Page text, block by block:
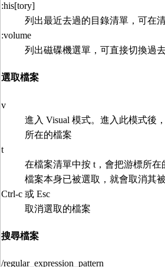
:his[tory]
列出最近去過的目錄清單，可在
:volume
列出磁碟機選單，可直接切換過
選取檔案
v
進入 Visual 模式。進入此模式後
所在的檔案
t
在檔案清單中按 t，會把游標所
檔案本身已被選取，就會取消其
Ctrl-c 或 Esc
取消選取的檔案
搜尋檔案
/regular_expression_pattern